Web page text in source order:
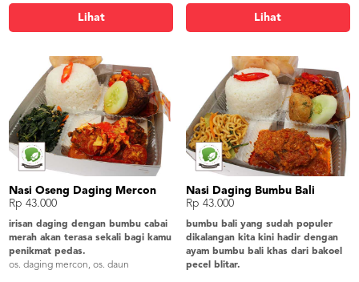
buncis, tahu tepung, lalap timun,
sambel, krupuk udang
Lihat
perkedel kentang, lalap timun,
sambel, krupuk udang
Lihat
Nasi Oseng Daging Mercon
Rp 43.000
irisan daging dengan bumbu cabai
merah akan terasa sekali bagi kamu
penikmat pedas.
os. daging mercon, os. daun
Nasi Daging Bumbu Bali
Rp 43.000
bumbu bali yang sudah populer
dikalangan kita kini hadir dengan
ayam bumbu bali khas dari bakoel
pecel blitar.